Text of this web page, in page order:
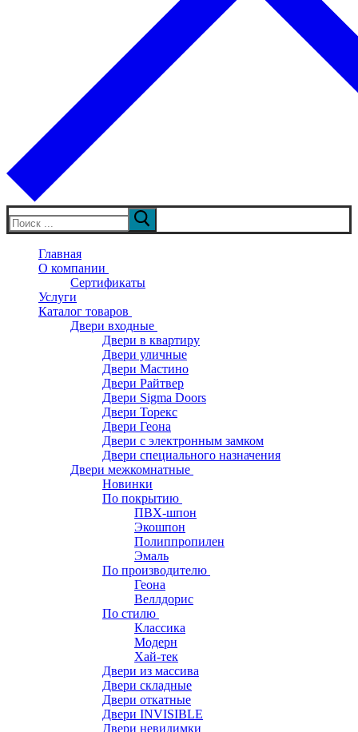
Искать:
Главная
О компании
Сертификаты
Услуги
Каталог товаров
Двери входные
Двери в квартиру
Двери уличные
Двери Мастино
Двери Райтвер
Двери Sigma Doors
Двери Торекс
Двери Геона
Двери с электронным замком
Двери специального назначения
Двери межкомнатные
Новинки
По покрытию
ПВХ-шпон
Экошпон
Полиппропилен
Эмаль
По производителю
Геона
Веллдорис
По стилю
Классика
Модерн
Хай-тек
Двери из массива
Двери складные
Двери откатные
Двери INVISIBLE
Двери невидимки